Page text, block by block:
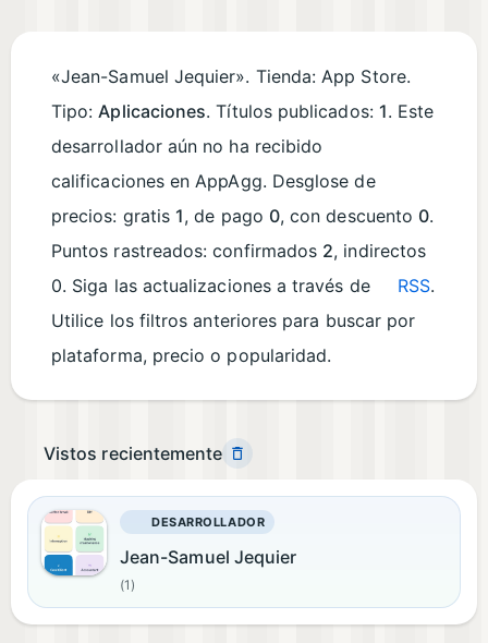
«Jean-Samuel Jequier». Tienda: App Store.
Tipo: Aplicaciones. Títulos publicados: 1. Este
desarrollador aún no ha recibido
calificaciones en AppAgg. Desglose de
precios: gratis 1, de pago 0, con descuento 0.
Puntos rastreados: confirmados 2, indirectos
0. Siga las actualizaciones a través de
RSS.
Utilice los filtros anteriores para buscar por
plataforma, precio o popularidad.
Vistos recientemente
DESARROLLADOR
Jean-Samuel Jequier
(1)